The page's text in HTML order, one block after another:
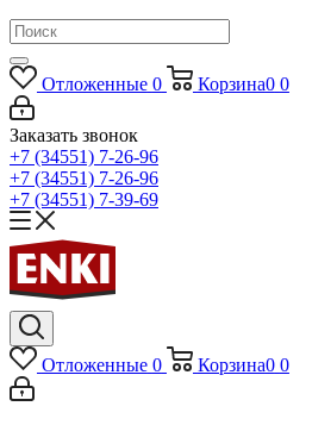
Отложенные 0 Корзина0 0
Заказать звонок
+7 (34551) 7-26-96
+7 (34551) 7-26-96
+7 (34551) 7-39-69
Отложенные 0 Корзина0 0